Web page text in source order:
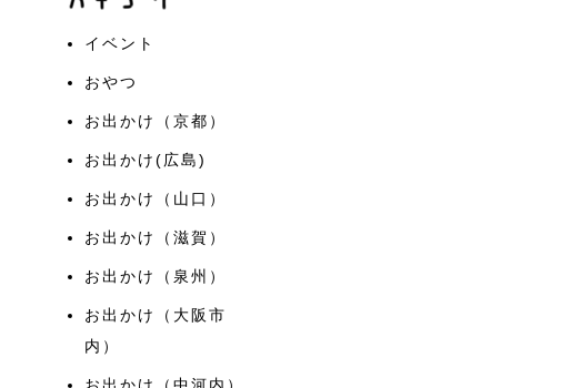
イベント
おやつ
お出かけ（京都）
お出かけ(広島)
お出かけ（山口）
お出かけ（滋賀）
お出かけ（泉州）
お出かけ（大阪市
内）
お出かけ（中河内）